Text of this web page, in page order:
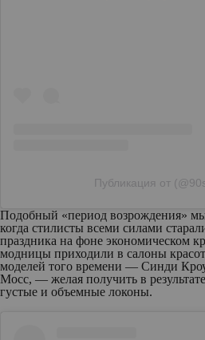
Публикация от
Подобный «период возрождения»
когда стилисты всеми силами
праздника на фоне экономическом
модницы приходили в салоны
моделей того времени — Синди
Мосс, — желая получить в
густые и объемные локоны.